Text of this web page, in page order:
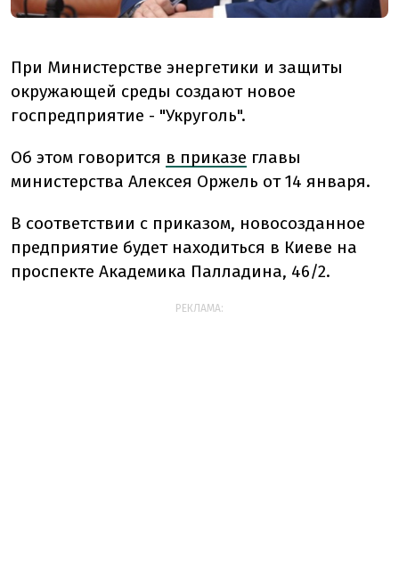
При Министерстве энергетики и защиты
окружающей среды создают новое
госпредприятие - "Укруголь".
Об этом говорится в приказе главы
министерства Алексея Оржель от 14 января.
В соответствии с приказом, новосозданное
предприятие будет находиться в Киеве на
проспекте Академика Палладина, 46/2.
РЕКЛАМА: